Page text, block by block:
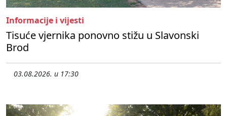
Informacije i vijesti
Tisuće vjernika ponovno stižu u Slavonski
Brod
03.08.2026. u 17:30